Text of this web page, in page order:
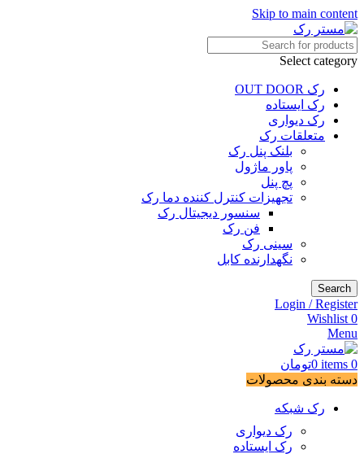
Skip to main content
Select category
رک OUT DOOR
رک ایستاده
رک دیواری
متعلقات رک
بلنک پنل رک
پاور ماژول
پچ پنل
تجهیزات کنترل کننده دما رک
سنسور دیجیتال رک
فن رک
سینی رک
نگهدارنده کابل
Search
Login / Register
0
Wishlist
Menu
0
items
0تومان
دسته بندی محصولات
رک شبکه
رک دیواری
رک ایستاده